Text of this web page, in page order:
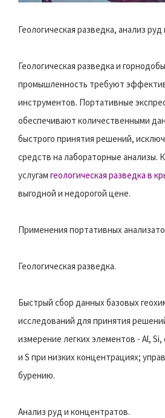
Геологическая разведка, анализ
Геологическая разведка и
промышленность требуют
инструментов. Портативные
обеспечивают количественными
быстрого принятия решений,
средств на лабораторные анализы.
услугам геологическая разведка в
выгодной и недорогой цене.
Применения портативных
Геологическая разведка.
Быстрый сбор данных базовых
исследований для принятия
измерение легких элементов - Al,
и S при низких концентрациях;
бурению.
Анализ руд и концентратов.